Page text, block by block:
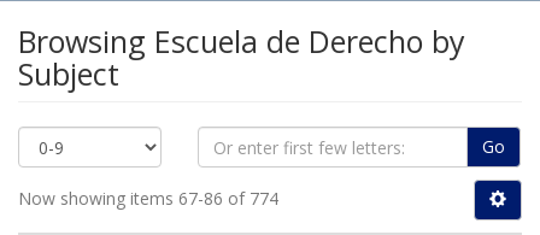
Browsing Escuela de Derecho by
Subject
Go
Now showing items 67-86 of 774